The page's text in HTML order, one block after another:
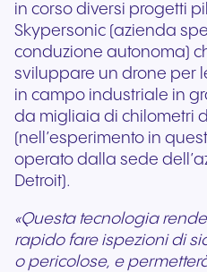
in corso diversi progetti
Skypersonic (azienda
conduzione autonoma)
sviluppare un drone per
in campo industriale in
da migliaia di chilometri
(nell’esperimento in
operato dalla sede
Detroit).
«Questa tecnologia
rapido fare ispezioni di
o pericolose, e